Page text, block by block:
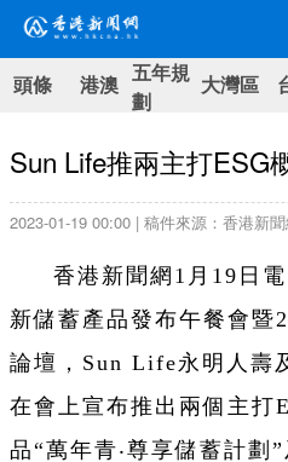
頭條 港澳 五年規
劃
大灣區
Sun Life推兩主打ESG
2023-01-19 00:00 | 稿件來源：香港新
香港新聞網1月19日
新儲蓄產品發布午餐會暨
論壇，Sun Life永明人壽
在會上宣布推出兩個主打
品“萬年青‧尊享儲蓄計劃